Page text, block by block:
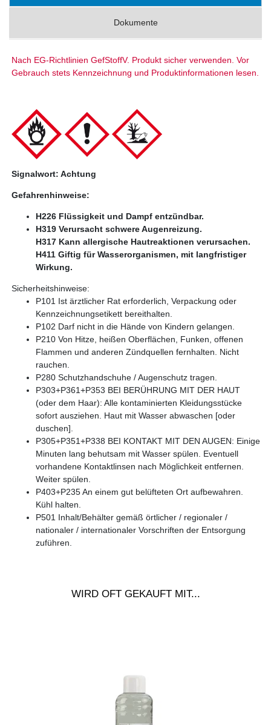
Dokumente
Nach EG-Richtlinien GefStoffV. Produkt sicher verwenden. Vor
Gebrauch stets Kennzeichnung und Produktinformationen lesen.
Signalwort: Achtung
Gefahrenhinweise:
H226 Flüssigkeit und Dampf entzündbar.
H319 Verursacht schwere Augenreizung.
H317 Kann allergische Hautreaktionen verursachen.
H411 Giftig für Wasserorganismen, mit langfristiger
Wirkung.
Sicherheitshinweise:
P101 Ist ärztlicher Rat erforderlich, Verpackung oder
Kennzeichnungsetikett bereithalten.
P102 Darf nicht in die Hände von Kindern gelangen.
P210 Von Hitze, heißen Oberflächen, Funken, offenen
Flammen und anderen Zündquellen fernhalten. Nicht
rauchen.
P280 Schutzhandschuhe / Augenschutz tragen.
P303+P361+P353 BEI BERÜHRUNG MIT DER HAUT
(oder dem Haar): Alle kontaminierten Kleidungsstücke
sofort ausziehen. Haut mit Wasser abwaschen [oder
duschen].
P305+P351+P338 BEI KONTAKT MIT DEN AUGEN: Einige
Minuten lang behutsam mit Wasser spülen. Eventuell
vorhandene Kontaktlinsen nach Möglichkeit entfernen.
Weiter spülen.
P403+P235 An einem gut belüfteten Ort aufbewahren.
Kühl halten.
P501 Inhalt/Behälter gemäß örtlicher / regionaler /
nationaler / internationaler Vorschriften der Entsorgung
zuführen.
WIRD OFT GEKAUFT MIT...